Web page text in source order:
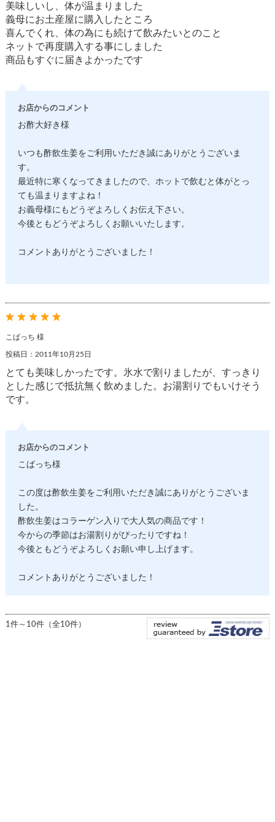
美味しいし、体が温まりました
義母にお土産屋に購入したところ
喜んでくれ、体の為にも続けて飲みたいとのこと
ネットで再度購入する事にしました
商品もすぐに届きよかったです
お店からのコメント
お酢大好き様
いつも酢飲生姜をご利用いただき誠にありがとうございま
す。
最近特に寒くなってきましたので、ホットで飲むと体がとっ
ても温まりますよね！
お義母様にもどうぞよろしくお伝え下さい。
今後ともどうぞよろしくお願いいたします。
コメントありがとうございました！
こばっち 様
投稿日：2011年10月25日
とても美味しかったです。氷水で割りましたが、すっきり
とした感じで抵抗無く飲めました。お湯割りでもいけそう
です。
お店からのコメント
こばっち様
この度は酢飲生姜をご利用いただき誠にありがとうございま
した。
酢飲生姜はコラーゲン入りで大人気の商品です！
今からの季節はお湯割りがぴったりですね！
今後ともどうぞよろしくお願い申し上げます。
コメントありがとうございました！
1件～10件（全10件）